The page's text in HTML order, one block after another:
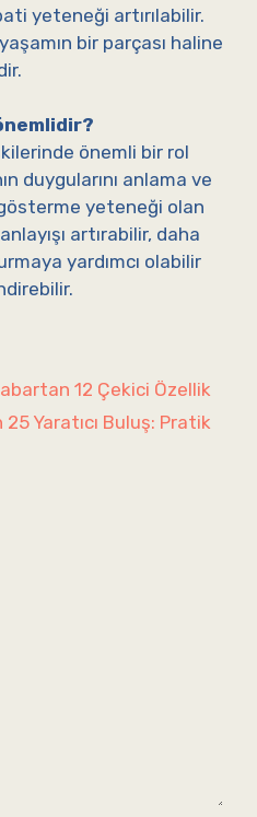
yeteneği artırılabilir.
bir parçası haline
önemli bir rol
duygularını anlama ve
yeteneği olan
artırabilir, daha
yardımcı olabilir
12 Çekici Özellik
Yaratıcı Buluş: Pratik